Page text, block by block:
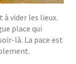
vider les lieux.
place qui
là. La pace est